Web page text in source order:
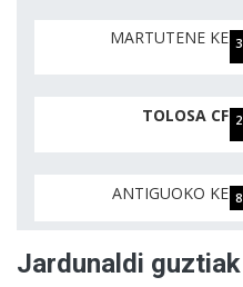
MARTUTENE KE 3
TOLOSA CF 2
ANTIGUOKO KE 8
Jardunaldi guztiak